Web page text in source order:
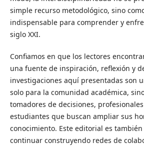
simple recurso metodológico, sino
indispensable para comprender y
siglo XXI.
Confiamos en que los lectores
una fuente de inspiración, reflexión y
investigaciones aquí presentadas son
solo para la comunidad académica,
tomadores de decisiones,
estudiantes que buscan ampliar sus
conocimiento. Este editorial es
continuar construyendo redes de